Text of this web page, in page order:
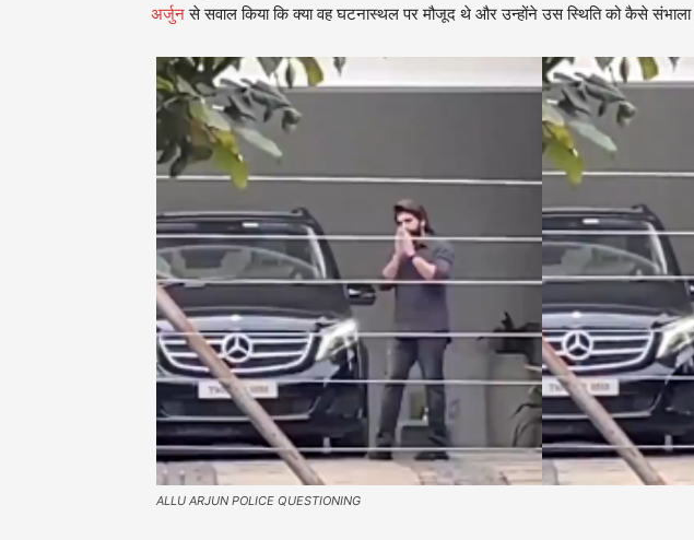
अर्जुनसे सवाल किया कि क्या वह घटनास्थल पर मौजूद थे और उन्होंने उस स्थिति को कैसे
ALLU ARJUN POLICE QUESTIONING